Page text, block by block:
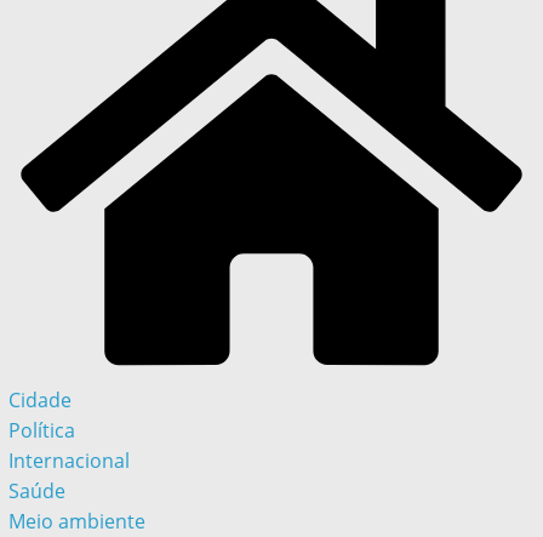
Cidade
Política
Internacional
Saúde
Meio ambiente